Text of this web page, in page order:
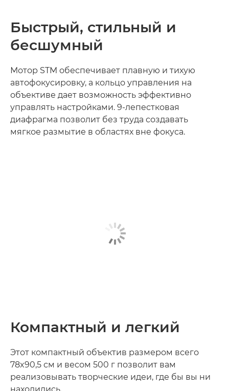
Быстрый, стильный и
бесшумный
Мотор STM обеспечивает плавную и тихую
автофокусировку, а кольцо управления на
объективе дает возможность эффективно
управлять настройками. 9-лепестковая
диафрагма позволит без труда создавать
мягкое размытие в областях вне фокуса.
Компактный и легкий
Этот компактный объектив размером всего
78x90,5 см и весом 500 г позволит вам
реализовывать творческие идеи, где бы вы ни